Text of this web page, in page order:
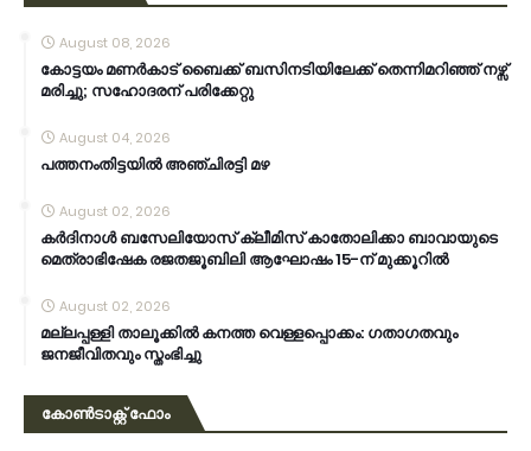
August 08, 2026
കോട്ടയം മണർകാട് ബൈക്ക് ബസിനടിയിലേക്ക് തെന്നിമറിഞ്ഞ് നഴ്സ്
മരിച്ചു; സഹോദരന് പരിക്കേറ്റു
August 04, 2026
പത്തനംതിട്ടയിൽ അഞ്ചിരട്ടി മഴ
August 02, 2026
കര്‍ദിനാള്‍ ബസേലിയോസ് ക്ലീമിസ് കാതോലിക്കാ ബാവായുടെ
മെത്രാഭിഷേക രജതജൂബിലി ആഘോഷം 15-ന് മുക്കൂറില്‍
August 02, 2026
മല്ലപ്പള്ളി താലൂക്കിൽ കനത്ത വെള്ളപ്പൊക്കം: ഗതാഗതവും
ജനജീവിതവും സ്തംഭിച്ചു
കോൺടാക്റ്റ് ഫോം